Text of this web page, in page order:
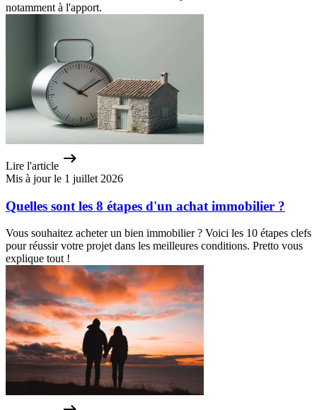
notamment à l'apport.
Lire l'article
Mis à jour le 1 juillet 2026
Quelles sont les 8 étapes d'un achat immobilier ?
Vous souhaitez acheter un bien immobilier ? Voici les 10 étapes clefs
pour réussir votre projet dans les meilleures conditions. Pretto vous
explique tout !